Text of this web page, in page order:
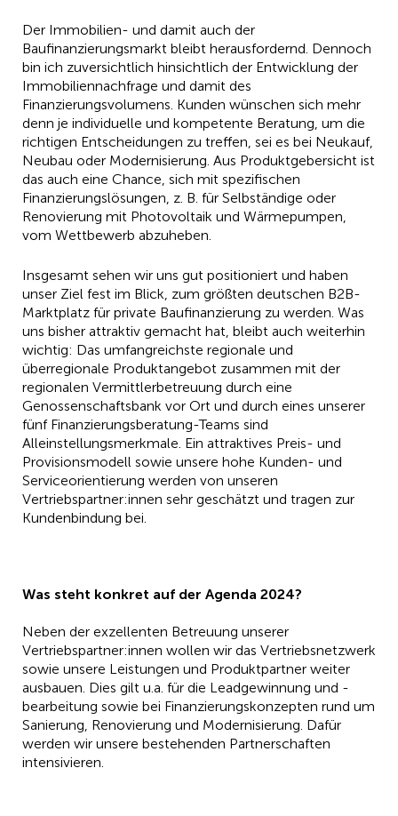
Der Immobilien- und damit auch der
Baufinanzierungsmarkt bleibt herausfordernd. Dennoch
bin ich zuversichtlich hinsichtlich der Entwicklung der
Immobiliennachfrage und damit des
Finanzierungsvolumens. Kunden wünschen sich mehr
denn je individuelle und kompetente Beratung, um die
richtigen Entscheidungen zu treffen, sei es bei Neukauf,
Neubau oder Modernisierung. Aus Produktgebersicht ist
das auch eine Chance, sich mit spezifischen
Finanzierungslösungen, z. B. für Selbständige oder
Renovierung mit Photovoltaik und Wärmepumpen,
vom Wettbewerb abzuheben.
Insgesamt sehen wir uns gut positioniert und haben
unser Ziel fest im Blick, zum größten deutschen B2B-
Marktplatz für private Baufinanzierung zu werden. Was
uns bisher attraktiv gemacht hat, bleibt auch weiterhin
wichtig: Das umfangreichste regionale und
überregionale Produktangebot zusammen mit der
regionalen Vermittlerbetreuung durch eine
Genossenschaftsbank vor Ort und durch eines unserer
fünf Finanzierungsberatung-Teams sind
Alleinstellungsmerkmale. Ein attraktives Preis- und
Provisionsmodell sowie unsere hohe Kunden- und
Serviceorientierung werden von unseren
Vertriebspartner:innen sehr geschätzt und tragen zur
Kundenbindung bei.
Was steht konkret auf der Agenda 2024?
Neben der exzellenten Betreuung unserer
Vertriebspartner:innen wollen wir das Vertriebsnetzwerk
sowie unsere Leistungen und Produktpartner weiter
ausbauen. Dies gilt u.a. für die Leadgewinnung und -
bearbeitung sowie bei Finanzierungskonzepten rund um
Sanierung, Renovierung und Modernisierung. Dafür
werden wir unsere bestehenden Partnerschaften
intensivieren.